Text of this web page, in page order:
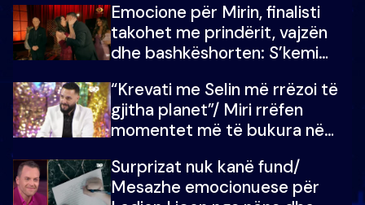
çmimin e madh
Emocione për Mirin, finalisti
takohet me prindërit, vajzën
dhe bashkëshorten: S’kemi
“Krevati me Selin më rrëzoi të
gjitha planet”/ Miri rrëfen
momentet më të bukura në
mungojë zilja e mëngjesit kur…
Surprizat nuk kanë fund/
Mesazhe emocionuese për